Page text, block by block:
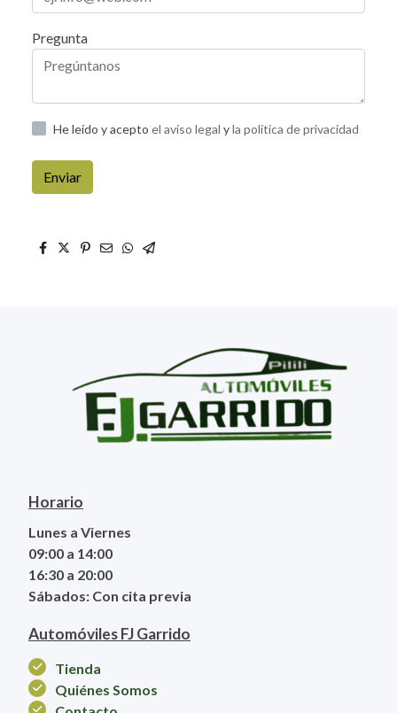
Pregunta
He leído y acepto el aviso legal yla política de privacidad
Enviar
Horario
Lunes a Viernes
09:00 a 14:00
16:30 a 20:00
Sábados: Con cita previa
Automóviles FJ Garrido
Tienda
Quiénes Somos